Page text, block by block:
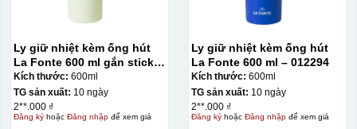
Ly giữ nhiệt kèm ống hút
La Fonte 600 ml gắn sticker
– 012294
Kích thước: 600ml
TG sản xuất: 10 ngày
2**.000 ₫
Đăng kýhoặc Đăng nhậpđể xem giá
Ly giữ nhiệt kèm ống hút
La Fonte 600 ml – 012294
Kích thước: 600ml
TG sản xuất: 10 ngày
2**.000 ₫
Đăng kýhoặc Đăng nhậpđể xem giá